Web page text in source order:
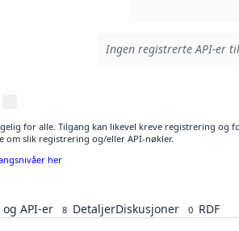
Ingen registrerte API-er
for alle. Tilgang kan likevel kreve registrering og
om slik registrering og/eller API-nøkler.
her
API-er 8 DetaljerDiskusjoner 0 RDF